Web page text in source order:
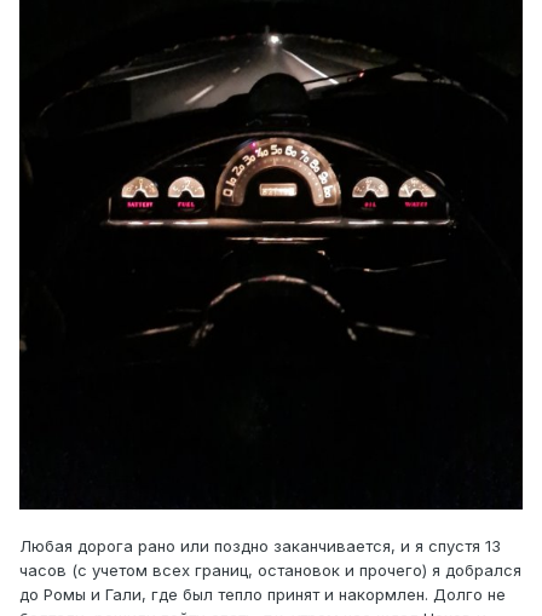
Любая дорога рано или поздно заканчивается, и я спустя 13
часов (с учетом всех границ, остановок и прочего) я добрался
до Ромы и Гали, где был тепло принят и накормлен. Долго не